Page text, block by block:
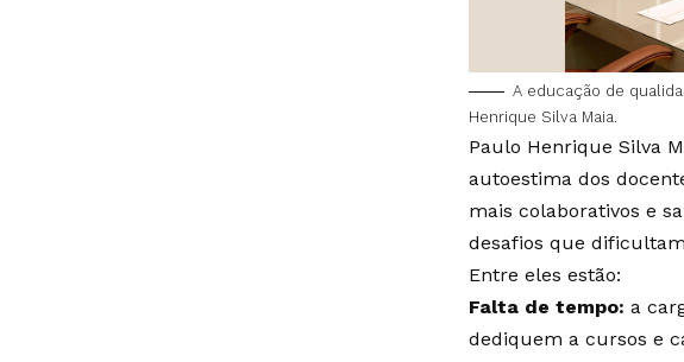
A educação de
Henrique Silva Maia.
Paulo Henrique Silva
autoestima dos
mais colaborativos e
desafios que
Entre eles estão:
Falta de tempo: a
dediquem a cursos e